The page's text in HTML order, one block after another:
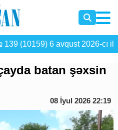
139 (10159) 6 avqust 2026-cı il
batan şəxsin
08 İyul 2026 22:19